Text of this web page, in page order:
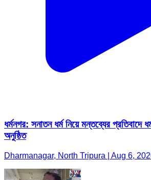
ধর্মনগর: সনাতন ধর্ম নিয়ে মন্তব্যের প্রতিবাদে
অনুষ্ঠিত
Dharmanagar, North Tripura | Aug 6,